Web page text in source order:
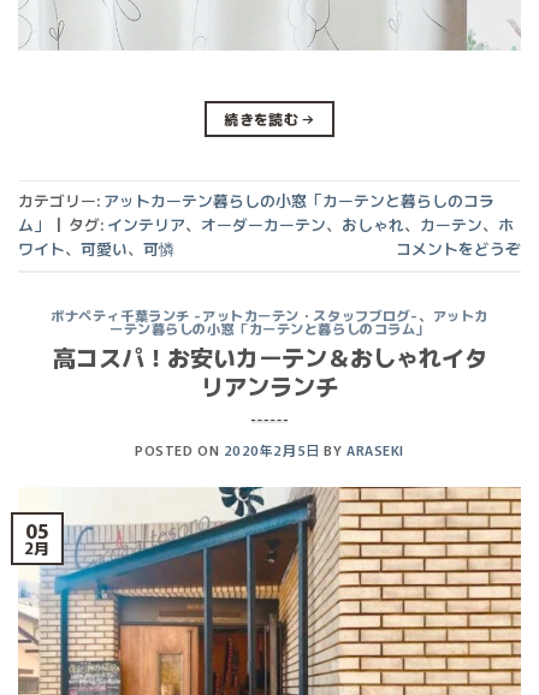
続きを読む→
カテゴリー: アットカーテン暮らしの小窓「カーテンと暮らしのコラ
ム」
| タグ: インテリア、 オーダーカーテン、 おしゃれ、 カーテン、 ホ
ワイト、 可愛い、 可憐 コメントをどうぞ
ボナペティ千葉ランチ -アットカーテン・スタッフブログ-、 アットカ
ーテン暮らしの小窓「カーテンと暮らしのコラム」
高コスパ！お安いカーテン＆おしゃれイタ
リアンランチ
POSTED ON 2020年2月5日 BY ARASEKI
05
2月